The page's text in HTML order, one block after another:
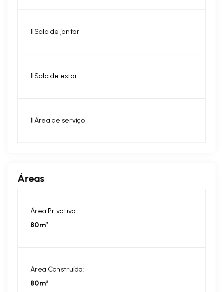
1 Sala de jantar
1 Sala de estar
1 Área de serviço
Áreas
Área Privativa:
80m²
Área Construída:
80m²